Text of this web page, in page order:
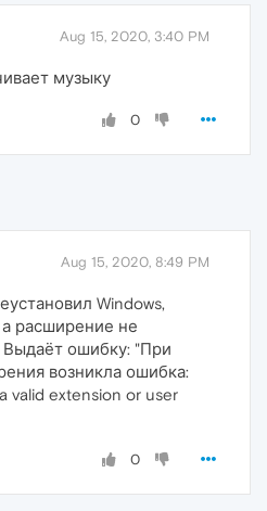
Aug 15, 2020, 3:40 PM
музыку
0
Aug 15, 2020, 8:49 PM
Windows,
а расширение не
Выдаёт ошибку: "При
возникла ошибка:
valid extension or user
0